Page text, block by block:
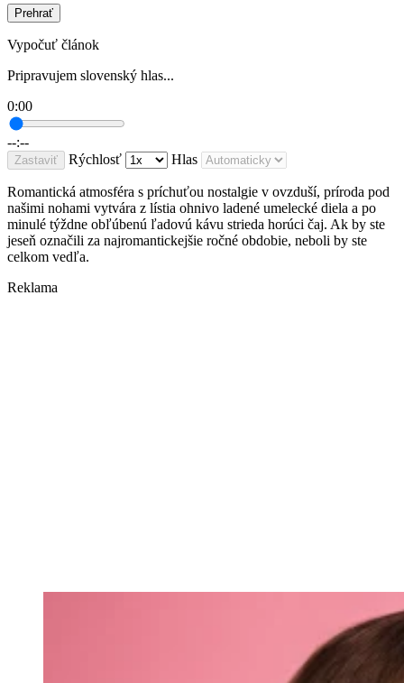
Prehrať
Vypočuť článok
Pripravujem slovenský hlas...
0:00
--:--
Zastaviť Rýchlosť Hlas
Romantická atmosféra s príchuťou nostalgie v ovzduší, príroda pod
našimi nohami vytvára z lístia ohnivo ladené umelecké diela a po
minulé týždne obľúbenú ľadovú kávu strieda horúci čaj. Ak by ste
jeseň označili za najromantickejšie ročné obdobie, neboli by ste
celkom vedľa.
Reklama